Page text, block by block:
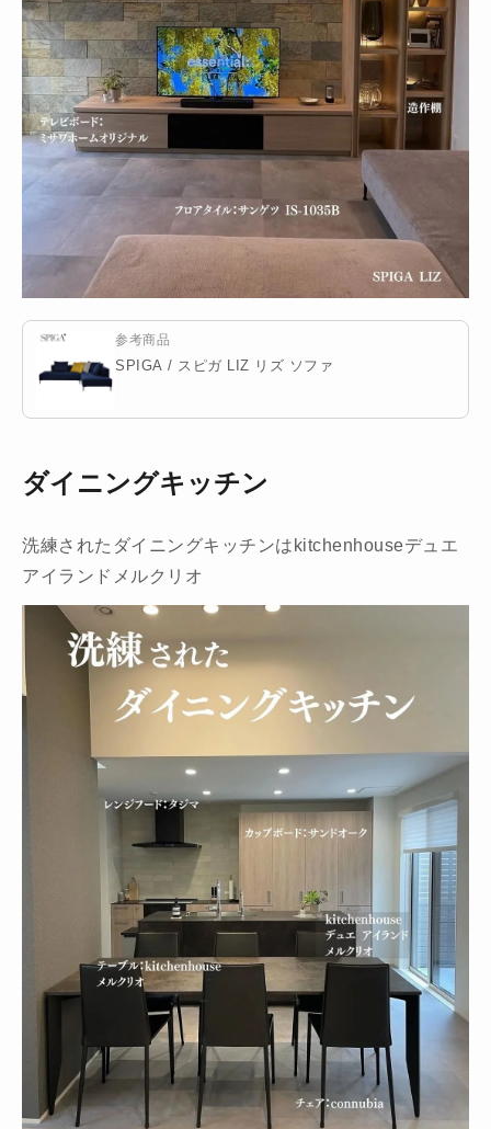
参考商品
SPIGA / スピガ LIZ リズ ソファ
ダイニングキッチン
洗練されたダイニングキッチンはkitchenhouseデュエ
アイランドメルクリオ